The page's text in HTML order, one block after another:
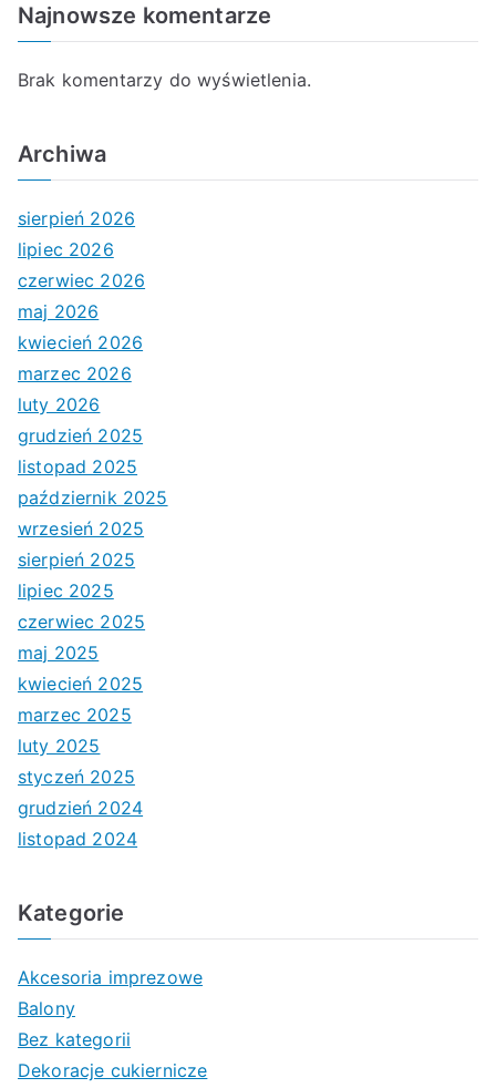
Najnowsze komentarze
Brak komentarzy do wyświetlenia.
Archiwa
sierpień 2026
lipiec 2026
czerwiec 2026
maj 2026
kwiecień 2026
marzec 2026
luty 2026
grudzień 2025
listopad 2025
październik 2025
wrzesień 2025
sierpień 2025
lipiec 2025
czerwiec 2025
maj 2025
kwiecień 2025
marzec 2025
luty 2025
styczeń 2025
grudzień 2024
listopad 2024
Kategorie
Akcesoria imprezowe
Balony
Bez kategorii
Dekoracje cukiernicze